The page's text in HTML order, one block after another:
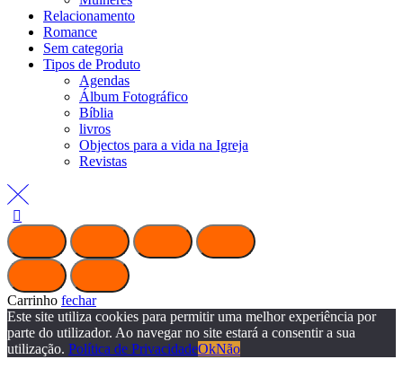
Relacionamento
Romance
Sem categoria
Tipos de Produto
Agendas
Álbum Fotográfico
Bíblia
livros
Objectos para a vida na Igreja
Revistas
Carrinho fechar
Este site utiliza cookies para permitir uma melhor experiência por
parte do utilizador. Ao navegar no site estará a consentir a sua
utilização. Política de PrivacidadeOkNão